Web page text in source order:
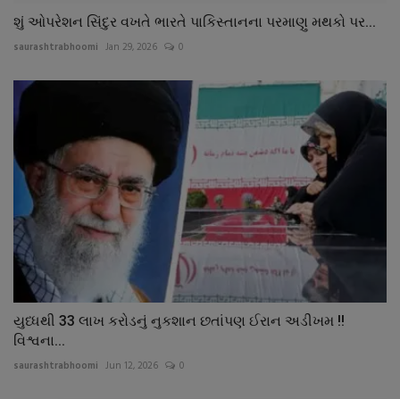
શું ઓપરેશન સિંદુર વખતે ભારતે પાકિસ્તાનના પરમાણુ મથકો પર...
saurashtrabhoomi Jan 29, 2026 0
યુધ્ધથી 33 લાખ કરોડનું નુકશાન છતાંપણ ઈરાન અડીખમ !!
વિશ્વના...
saurashtrabhoomi Jun 12, 2026 0